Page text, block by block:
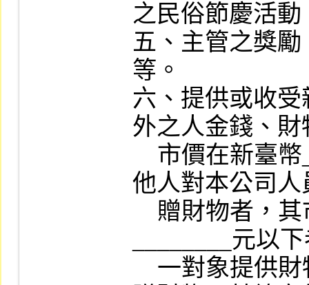
之民俗節慶活動
五、主管之獎
等。
六、提供或收
外之人金錢、
他人對本公司
________元以